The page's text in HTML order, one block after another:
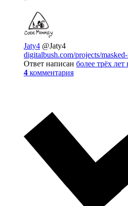
Jaty4 @Jaty4
digitalbush.com/projects/
Ответ написан более трёх лет
4 комментария